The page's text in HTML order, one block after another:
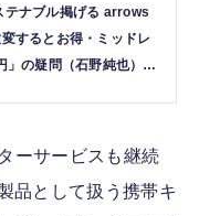
テナブル掲げる arrows
するとお得・ミッドレ
」の疑問（石野純也） |
ーサービスも継続
品として扱う携帯キ